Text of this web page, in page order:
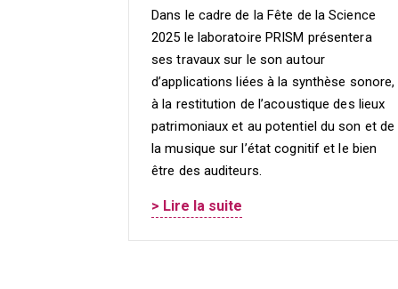
Dans le cadre de la Fête de la Science
2025 le laboratoire PRISM présentera
ses travaux sur le son autour
d’applications liées à la synthèse sonore,
à la restitution de l’acoustique des lieux
patrimoniaux et au potentiel du son et de
la musique sur l’état cognitif et le bien
être des auditeurs.
> Lire la suite